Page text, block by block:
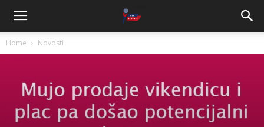
Home Novosti